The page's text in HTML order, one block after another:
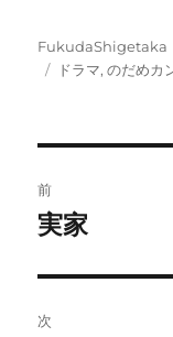
投
稿
FukudaShigetaka
タ
ドラマ,のだめカ
稿
ビ
前
前
投
稿:
実家
次